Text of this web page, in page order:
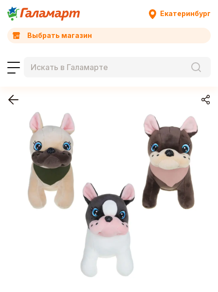
Екатеринбург
Выбрать магазин